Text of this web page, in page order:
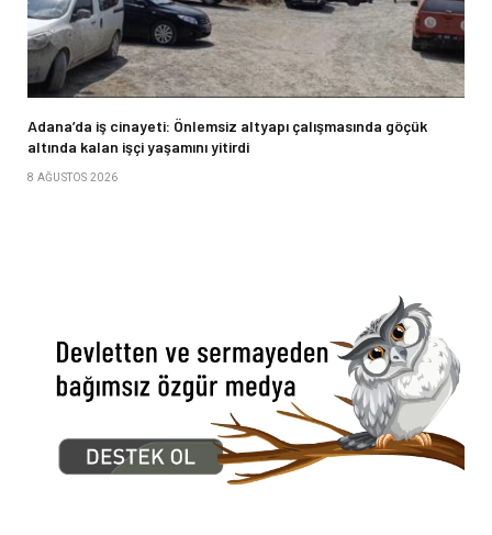
Adana’da iş cinayeti: Önlemsiz altyapı çalışmasında göçük
altında kalan işçi yaşamını yitirdi
8 AĞUSTOS 2026